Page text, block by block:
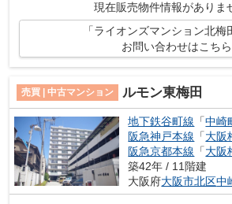
現在販売物件情報がありま
「ライオンズマンション北梅
お問い合わせはこちら
売買 | 中古マンション ルモン東梅田
地下鉄谷町線 「中崎
阪急神戸本線 「大阪
阪急京都本線 「大阪
築42年 / 11階建
大阪府大阪市北区中